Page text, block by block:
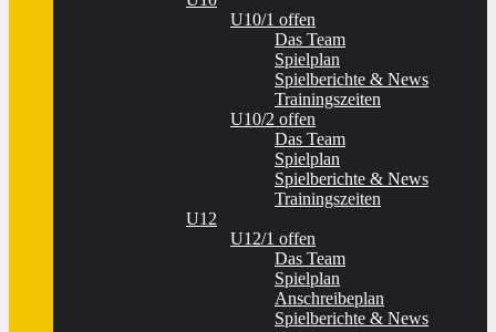
U10/1 offen
Das Team
Spielplan
Spielberichte & News
Trainingszeiten
U10/2 offen
Das Team
Spielplan
Spielberichte & News
Trainingszeiten
U12
U12/1 offen
Das Team
Spielplan
Anschreibeplan
Spielberichte & News